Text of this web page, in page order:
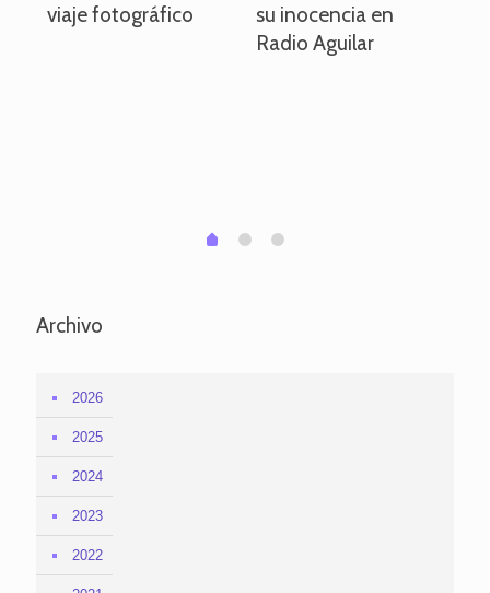
viaje fotográfico
su inocencia en
Radio Aguilar
0 1 2
Archivo
2026
2025
2024
2023
2022